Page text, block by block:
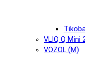
VLIQ Q Mini
VOZOL (М)